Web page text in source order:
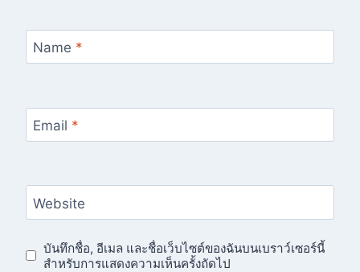
Name *
Email *
Website
บันทึกชื่อ, อีเมล และชื่อเว็บไซต์ของฉันบนเบราว์เซอร์นี้
สำหรับการแสดงความเห็นครั้งถัดไป